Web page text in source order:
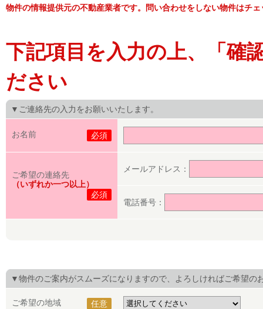
物件の情報提供元の不動産業者です。問い合わせをしない物件はチ
下記項目を入力の上、「確
ださい
▼ご連絡先の入力をお願いいたします。
お名前 必須
ご希望の連絡先
（いずれか一つ以上）
必須
メールアドレス：
電話番号：
▼物件のご案内がスムーズになりますので、よろしければご希望の
ご希望の地域 任意